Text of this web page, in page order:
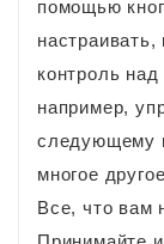
помощью
контроль
например,
следующему
многое
Все, что вам